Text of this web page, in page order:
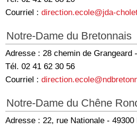
Courriel :direction.ecole@jda-
Notre-Dame du Bretonnais
Adresse : 28 chemin de Grangeard
Tél. 02 41 62 30 56
Courriel :
Notre-Dame du Chêne
Adresse : 22, rue Nationale -